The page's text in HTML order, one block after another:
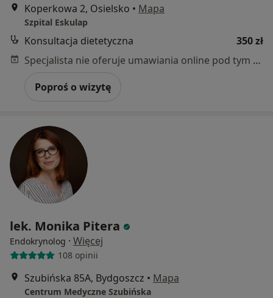
Koperkowa 2, Osielsko • Mapa
Szpital Eskulap
Konsultacja dietetyczna
350 zł
Specjalista nie oferuje umawiania online pod tym adresem.
Poproś o wizytę
lek. Monika Pitera
Endokrynolog · Więcej
108 opinii
Szubińska 85A, Bydgoszcz • Mapa
Centrum Medyczne Szubińska